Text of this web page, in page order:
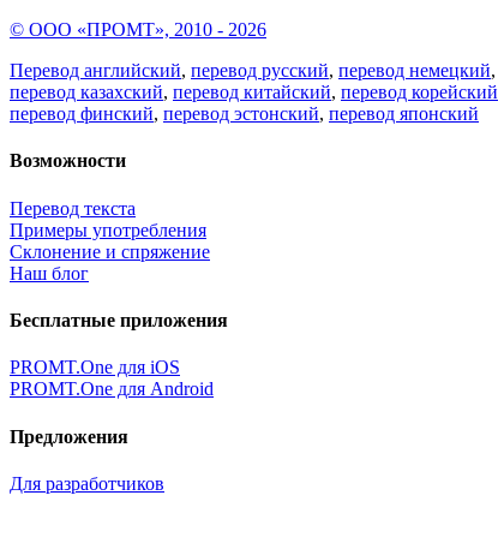
© ООО «ПРОМТ», 2010 - 2026
Перевод английский, перевод русский, перевод немецкий,
перевод казахский, перевод китайский, перевод корейский
перевод финский, перевод эстонский, перевод японский
Возможности
Перевод текста
Примеры употребления
Склонение и спряжение
Наш блог
Бесплатные приложения
PROMT.One для iOS
PROMT.One для Android
Предложения
Для разработчиков